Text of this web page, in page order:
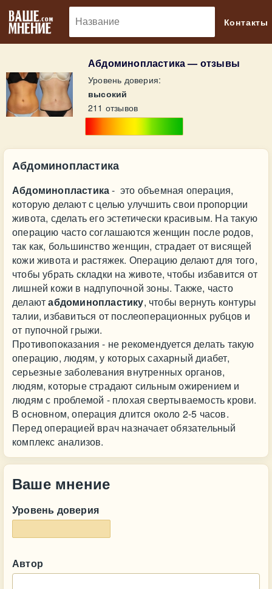
Контакты
Абдоминопластика — отзывы
Уровень доверия:
высокий
211 отзывов
Абдоминопластика
Абдоминопластика- это объемная операция,
которую делают с целью улучшить свои пропорции
живота, сделать его эстетически красивым. На такую
операцию часто соглашаются женщин после родов,
так как, большинство женщин, страдает от висящей
кожи живота и растяжек. Операцию делают для того,
чтобы убрать складки на животе, чтобы избавится от
лишней кожи в надпупочной зоны. Также, часто
делаютабдоминопластику, чтобы вернуть контуры
талии, избавиться от послеоперационных рубцов и
от пупочной грыжи.
Противопоказания - не рекомендуется делать такую
операцию, людям, у которых сахарный диабет,
серьезные заболевания внутренных органов,
людям, которые страдают сильным ожирением и
людям с проблемой - плохая свертываемость крови.
В основном, операция длится около 2-5 часов.
Перед операцией врач назначает обязательный
комплекс анализов.
Ваше мнение
Уровень доверия
Автор